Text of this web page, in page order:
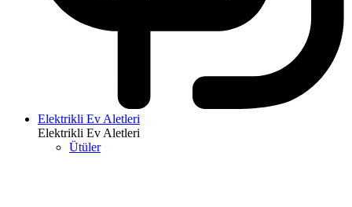
Elektrikli Ev Aletleri
Elektrikli Ev Aletleri
Ütüler